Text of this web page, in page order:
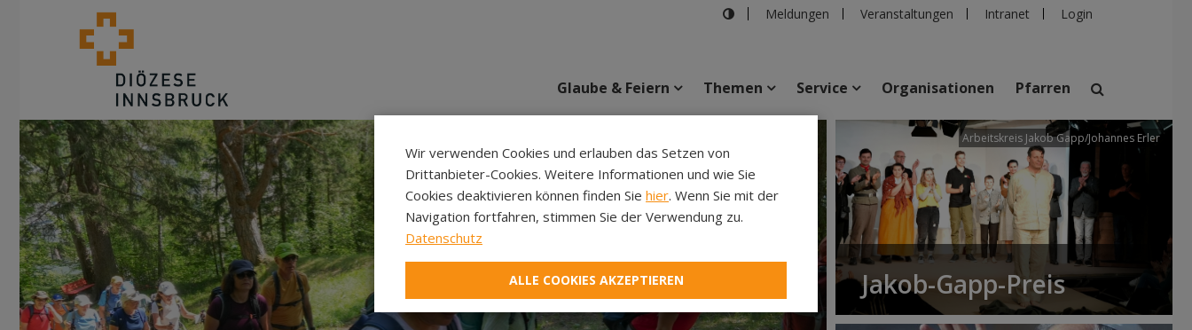
Meldungen Veranstaltungen Intranet Login
suchen
Veranstaltungen Personen Pfarren Einrichtungen
Glaube & Feiern Themen Service Organisationen Pfarren
Arbeitskreis Jakob Gapp/Johannes Erler
Jakob-Gapp-Preis
Wir verwenden Cookies und erlauben das Setzen von
Drittanbieter-Cookies. Weitere Informationen und wie Sie
Cookies deaktivieren können finden Sie hier. Wenn Sie mit der
Navigation fortfahren, stimmen Sie der Verwendung zu.
Datenschutz
ALLE COOKIES AKZEPTIEREN